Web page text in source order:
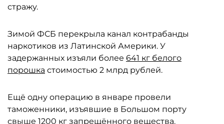
стражу.
Зимой ФСБ перекрыла канал контрабанды
наркотиков из Латинской Америки. У
задержанных изъяли более 641 кг белого
порошка стоимостью 2 млрд рублей.
Ещё одну операцию в январе провели
таможенники, изъявшие в Большом порту
свыше 1200 кг запрещённого вещества.